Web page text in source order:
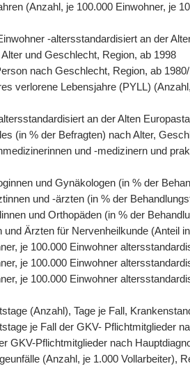
(Anzahl, je 100.000 Einwohner, je
-altersstandardisiert an der
und Geschlecht, Region, ab 1998
nach Geschlecht, Region, ab
verlorene Lebensjahre (PYLL)
an der Alten
(in % der Befragten) nach Alter,
und -medizinern und
und Gynäkologen (in % der
und -ärzten (in % der
und Orthopäden (in % der
Ärzten für Nervenheilkunde (Anteil
je 100.000 Einwohner
je 100.000 Einwohner
je 100.000 Einwohner
(Anzahl), Tage je Fall,
je Fall der GKV- Pflichtmitglieder
GKV-Pflichtmitglieder nach
(Anzahl, je 1.000 Vollarbeiter),